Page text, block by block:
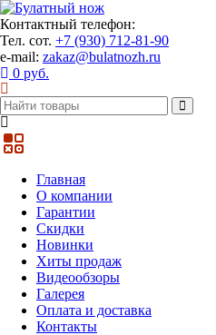
Контактный телефон:
Тел. сот. +7 (930) 712-81-90
e-mail: zakaz@bulatnozh.ru
0 руб.
Главная
О компании
Гарантии
Скидки
Новинки
Хиты продаж
Видеообзоры
Галерея
Оплата и доставка
Контакты